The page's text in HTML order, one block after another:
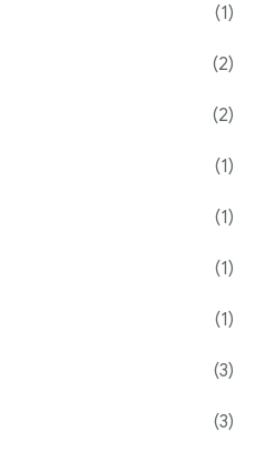
(1)
(2)
(2)
(1)
(1)
(1)
(1)
(3)
(3)